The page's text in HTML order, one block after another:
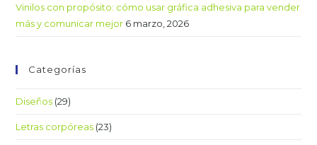
Vinilos con propósito: cómo usar gráfica adhesiva para vender
más y comunicar mejor 6 marzo, 2026
Categorías
Diseños (29)
Letras corpóreas (23)